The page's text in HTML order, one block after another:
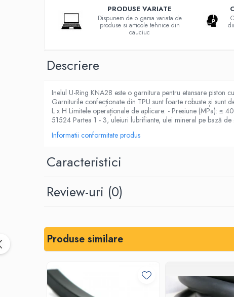
Cauciuc SBR (uz general)
Cauciuc siliconic (MVQ)
Cauciuc fluorurat (FKM / FPM /
Poliuretan (PU)
Placi din cauciuc spongios
Placi din Marsit si Grafit
Covoare cauciuc antiderapant
Covor electroizolant
Carton electroizolant - Prespan
Adeziv lipire/reparare cauciuc
Benzi transportoare
PRODUSE VARIATE
Dispunem de o gama variata de
produse si articole tehnice din
cauciuc
Descriere
Inelul U-Ring KNA28 este o garnitura pentru etansare piston
Garniturile confecționate din TPU sunt foarte robuste și sunt
L x H Limitele operaționale de aplicare: - Presiune (MPa):
51524 Partea 1 - 3, uleiuri lubrifiante, ulei mineral pe bază
Informatii conformitate produs
Caracteristici
Review-uri (0)
Produse similare